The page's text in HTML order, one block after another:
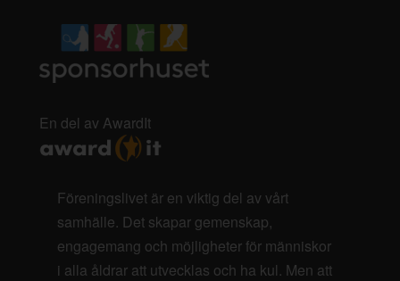
En del av AwardIt
Föreningslivet är en viktig del av vårt
samhälle. Det skapar gemenskap,
engagemang och möjligheter för människor
i alla åldrar att utvecklas och ha kul. Men att